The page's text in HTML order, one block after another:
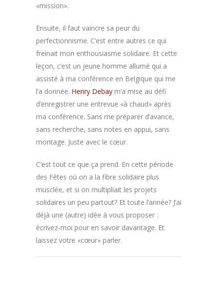
«mission».
Ensuite, il faut vaincre sa peur du
perfectionnisme. C’est entre autres ce qui
freinait mon enthousiasme solidaire. Et cette
leçon, c’est un jeune homme allumé qui a
assisté à ma conférence en Belgique qui me
l’a donnée. Henry Debay m’a mise au défi
d’enregistrer une entrevue «à chaud» après
ma conférence. Sans me préparer d’avance,
sans recherche, sans notes en appui, sans
montage. Juste avec le cœur.
C’est tout ce que ça prend. En cette période
des Fêtes où on a la fibre solidaire plus
musclée, et si on multipliait les projets
solidaires un peu partout? Et toute l’année? J’ai
déjà une (autre) idée à vous proposer :
écrivez-moi pour en savoir davantage. Et
laissez votre «cœur» parler.